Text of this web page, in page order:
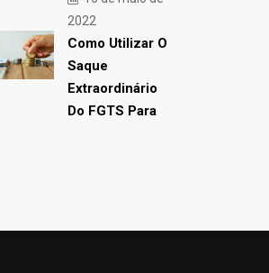
2022
Como Utilizar O
Saque
Extraordinário
Do FGTS Para